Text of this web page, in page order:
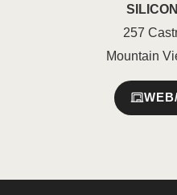
257
Mountain